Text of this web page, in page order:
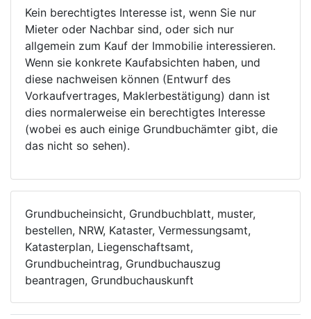
Kein berechtigtes Interesse ist, wenn Sie nur
Mieter oder Nachbar sind, oder sich nur
allgemein zum Kauf der Immobilie interessieren.
Wenn sie konkrete Kaufabsichten haben, und
diese nachweisen können (Entwurf des
Vorkaufvertrages, Maklerbestätigung) dann ist
dies normalerweise ein berechtigtes Interesse
(wobei es auch einige Grundbuchämter gibt, die
das nicht so sehen).
Grundbucheinsicht, Grundbuchblatt, muster,
bestellen, NRW, Kataster, Vermessungsamt,
Katasterplan, Liegenschaftsamt,
Grundbucheintrag, Grundbuchauszug
beantragen, Grundbuchauskunft